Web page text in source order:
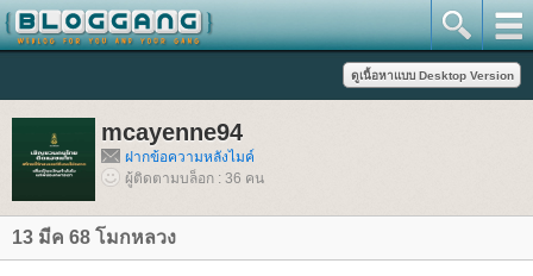
mcayenne94
ฝากข้อความหลังไมค์
ผู้ติดตามบล็อก : 36 คน
13 มีค 68 โมกหลวง